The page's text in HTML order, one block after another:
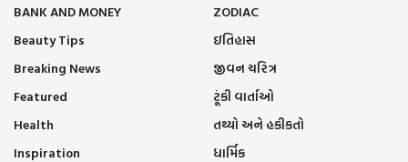
BANK AND MONEY
Beauty Tips
Breaking News
Featured
Health
Inspiration
ZODIAC
ઇતિહાસ
જીવન ચરિત્ર
ટૂંકી વાર્તાઓ
તથ્યો અને હકીકતો
ધાર્મિક